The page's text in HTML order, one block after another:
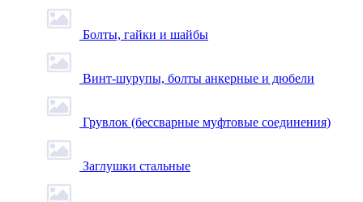
Болты, гайки и шайбы
Винт-шурупы, болты анкерные и дюбели
Грувлок (бессварные муфтовые соединения)
Заглушки стальные